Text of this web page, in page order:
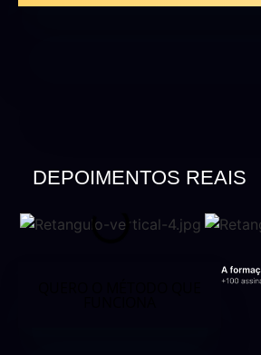
DEPOIMENTOS REAIS